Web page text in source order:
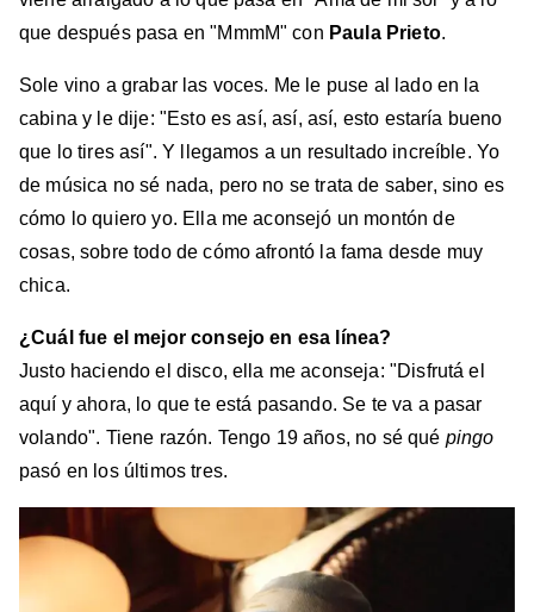
que después pasa en "MmmM" con Paula Prieto.
Sole vino a grabar las voces. Me le puse al lado en la
cabina y le dije: "Esto es así, así, así, esto estaría bueno
que lo tires así". Y llegamos a un resultado increíble. Yo
de música no sé nada, pero no se trata de saber, sino es
cómo lo quiero yo. Ella me aconsejó un montón de
cosas, sobre todo de cómo afrontó la fama desde muy
chica.
¿Cuál fue el mejor consejo en esa línea?
Justo haciendo el disco, ella me aconseja: "Disfrutá el
aquí y ahora, lo que te está pasando. Se te va a pasar
volando". Tiene razón. Tengo 19 años, no sé qué pingo
pasó en los últimos tres.